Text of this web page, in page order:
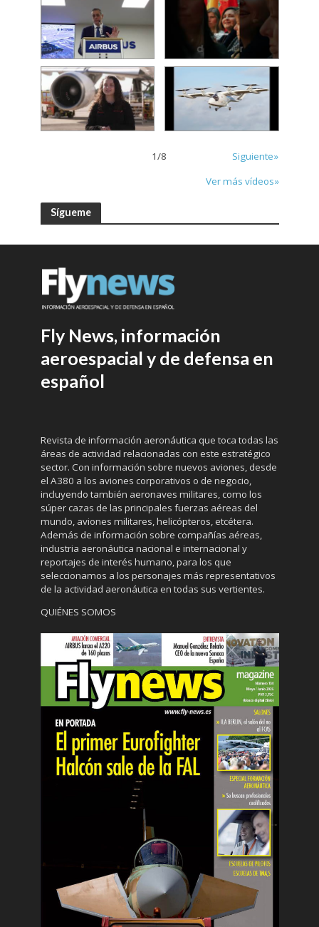
1/8
Siguiente»
Ver más vídeos»
Sígueme
Fly News, información
aeroespacial y de defensa en
español
Revista de información aeronáutica que toca todas las
áreas de actividad relacionadas con este estratégico
sector. Con información sobre nuevos aviones, desde
el A380 a los aviones corporativos o de negocio,
incluyendo también aeronaves militares, como los
súper cazas de las principales fuerzas aéreas del
mundo, aviones militares, helicópteros, etcétera.
Además de información sobre compañías aéreas,
industria aeronáutica nacional e internacional y
reportajes de interés humano, para los que
seleccionamos a los personajes más representativos
de la actividad aeronáutica en todas sus vertientes.
QUIÉNES SOMOS